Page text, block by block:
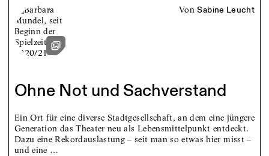
von Sabine Leucht
Ohne Not und Sachverstand
Ein Ort für eine diverse Stadtgesellschaft, an dem eine jüngere
Generation das Theater neu als Lebensmittelpunkt entdeckt.
Dazu eine Rekordauslastung – seit man so etwas hier misst –
und eine …